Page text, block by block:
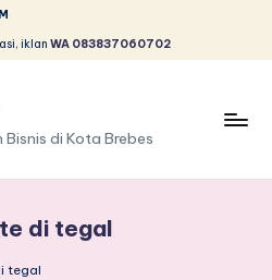
iklan WA 083837060702
di Kota Brebes
di tegal
tegal